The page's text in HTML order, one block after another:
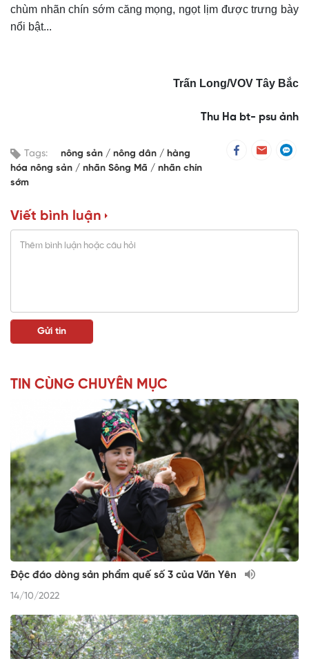
chùm nhãn chín sớm căng mọng, ngọt lịm được trưng bày
nổi bật...
Trấn Long/VOV Tây Bắc
Thu Ha bt- psu ảnh
Tags: nông sản nông dân
hàng
hóa nông sản
nhãn Sông Mã
nhãn chín
sớm
Viết bình luận
TIN CÙNG CHUYÊN MỤC
Độc đáo dòng sản phẩm quế số 3 của Văn Yên
14/10/2022